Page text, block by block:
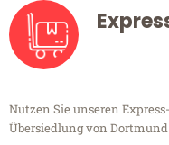
Nutzen Sie unseren
Übersiedlung von